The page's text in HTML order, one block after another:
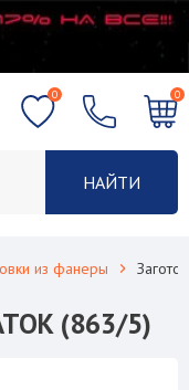
НАЙТИ
0 0
из фанеры
(863/5)